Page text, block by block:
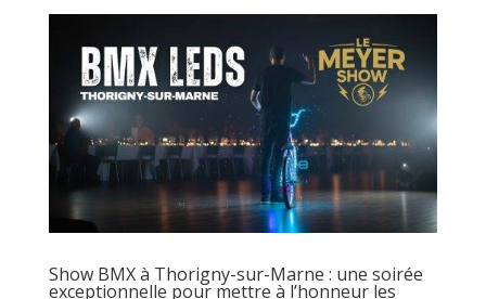
Show BMX à Thorigny-sur-Marne : une soirée
exceptionnelle pour mettre à l’honneur les